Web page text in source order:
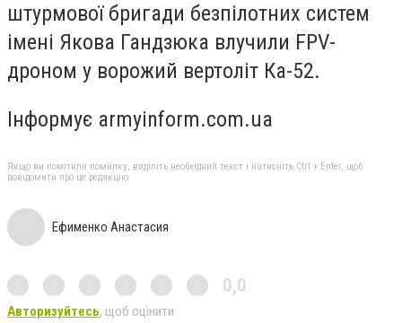
штурмової бригади безпілотних систем
імені Якова Гандзюка влучили FPV-
дроном у ворожий вертоліт Ка-52.
Інформує armyinform.com.ua
Якщо ви помітили помилку, виділіть необхідний текст і натисніть Ctrl + Enter, щоб
повідомити про це редакцію
Ефименко Анастасия
0,0
Авторизуйтесь, щоб оцінити